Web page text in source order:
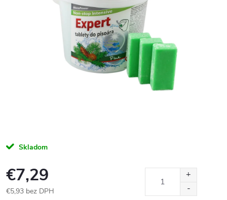
Skladom
€7,29
€5,93 bez DPH